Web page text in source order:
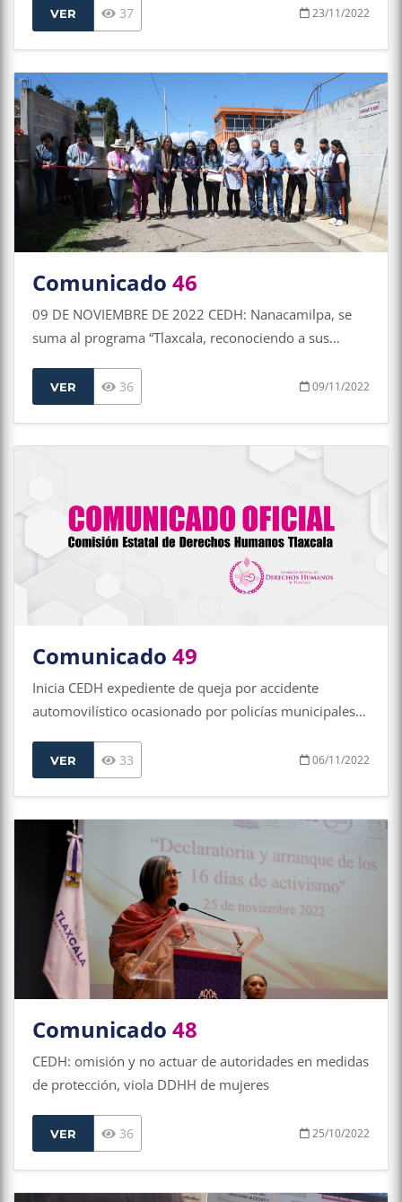
VER 37 23/11/2022
Comunicado 46
09 DE NOVIEMBRE DE 2022 CEDH: Nanacamilpa, se
suma al programa “Tlaxcala, reconociendo a sus
VER 36 09/11/2022
Comunicado 49
Inicia CEDH expediente de queja por accidente
automovilístico ocasionado por policías municipales
VER 33 06/11/2022
Comunicado 48
CEDH: omisión y no actuar de autoridades en medidas
de protección, viola DDHH de mujeres
VER 36 25/10/2022